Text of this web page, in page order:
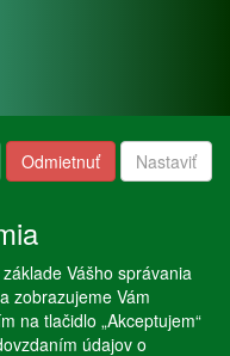
Odmietnuť Nastaviť
Vášho správania
zobrazujeme Vám
na tlačidlo „Akceptujem“
údajov o